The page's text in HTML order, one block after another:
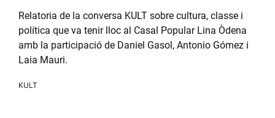
Relatoria de la conversa KULT sobre cultura, classe i
política que va tenir lloc al Casal Popular Lina Òdena
amb la participació de Daniel Gasol, Antonio Gómez i
Laia Mauri.
KULT